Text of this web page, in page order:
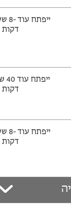
דקות
דקות
דקות